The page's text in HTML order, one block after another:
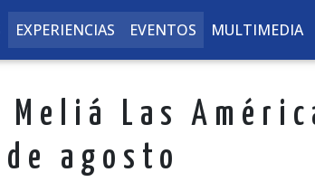
EXPERIENCIAS EVENTOS MULTIMEDIA
Las
agosto